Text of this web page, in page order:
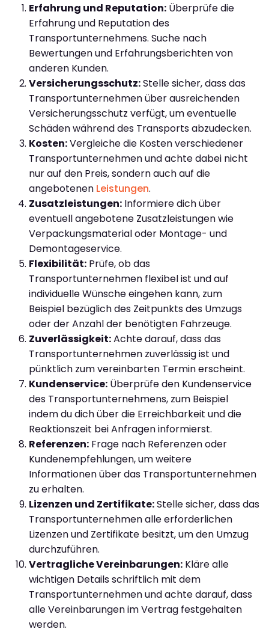
Erfahrung und Reputation: Überprüfe die
Erfahrung und Reputation des
Transportunternehmens. Suche nach
Bewertungen und Erfahrungsberichten von
anderen Kunden.
Versicherungsschutz:Stelle sicher, dass das
Transportunternehmen über ausreichenden
Versicherungsschutz verfügt, um eventuelle
Schäden während des Transports abzudecken.
Kosten:Vergleiche die Kosten verschiedener
Transportunternehmen und achte dabei nicht
nur auf den Preis, sondern auch auf die
angebotenen Leistungen.
Zusatzleistungen: Informiere dich über
eventuell angebotene Zusatzleistungen wie
Verpackungsmaterial oder Montage- und
Demontageservice.
Flexibilität: Prüfe, ob das
Transportunternehmen flexibel ist und auf
individuelle Wünsche eingehen kann, zum
Beispiel bezüglich des Zeitpunkts des Umzugs
oder der Anzahl der benötigten Fahrzeuge.
Zuverlässigkeit:Achte darauf, dass das
Transportunternehmen zuverlässig ist und
pünktlich zum vereinbarten Termin erscheint.
Kundenservice: Überprüfe den Kundenservice
des Transportunternehmens, zum Beispiel
indem du dich über die Erreichbarkeit und die
Reaktionszeit bei Anfragen informierst.
Referenzen: Frage nach Referenzen oder
Kundenempfehlungen, um weitere
Informationen über das Transportunternehmen
zu erhalten.
Lizenzen und Zertifikate:Stelle sicher, dass das
Transportunternehmen alle erforderlichen
Lizenzen und Zertifikate besitzt, um den Umzug
durchzuführen.
Vertragliche Vereinbarungen: Kläre alle
wichtigen Details schriftlich mit dem
Transportunternehmen und achte darauf, dass
alle Vereinbarungen im Vertrag festgehalten
werden.